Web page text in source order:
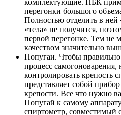
комплектующие. НБК
перегонки большого
Полностью отделить в
«тела» не получится,
первой перегонке. Тем не
качеством значительно
Попугаи. Чтобы правильно
процесс
контролировать крепость
представляет собой
крепости. Все что нужно
Попугай к самому
спиртометр, совместимый